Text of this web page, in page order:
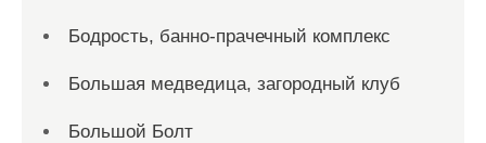
Бодрость, банно-прачечный комплекс
Большая медведица, загородный клуб
Большой Болт